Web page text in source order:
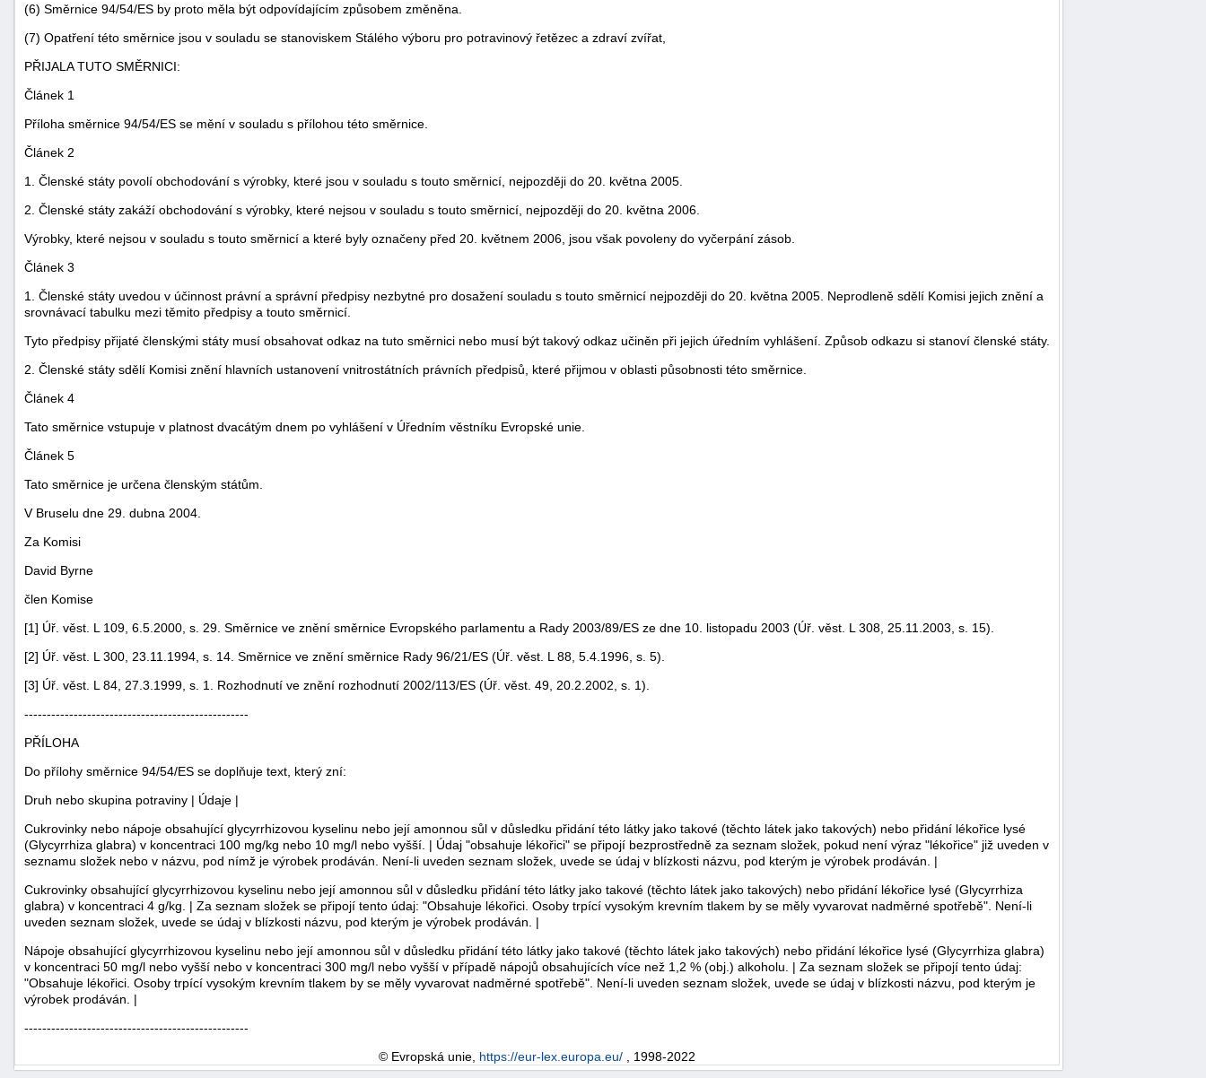
(6) Směrnice 94/54/ES by proto měla být odpovídajícím způsobem změněna.
(7) Opatření této směrnice jsou v souladu se stanoviskem Stálého výboru pro potravinový řetězec a zdraví zvířat,
PŘIJALA TUTO SMĚRNICI:
Článek 1
Příloha směrnice 94/54/ES se mění v souladu s přílohou této směrnice.
Článek 2
1. Členské státy povolí obchodování s výrobky, které jsou v souladu s touto směrnicí, nejpozději do 20. května 2005.
2. Členské státy zakáží obchodování s výrobky, které nejsou v souladu s touto směrnicí, nejpozději do 20. května 2006.
Výrobky, které nejsou v souladu s touto směrnicí a které byly označeny před 20. květnem 2006, jsou však povoleny do vyčerpání zásob.
Článek 3
1. Členské státy uvedou v účinnost právní a správní předpisy nezbytné pro dosažení souladu s touto směrnicí nejpozději do 20. května 2005. Neprodleně sdělí Komisi jejich znění a
srovnávací tabulku mezi těmito předpisy a touto směrnicí.
Tyto předpisy přijaté členskými státy musí obsahovat odkaz na tuto směrnici nebo musí být takový odkaz učiněn při jejich úředním vyhlášení. Způsob odkazu si stanoví členské státy.
2. Členské státy sdělí Komisi znění hlavních ustanovení vnitrostátních právních předpisů, které přijmou v oblasti působnosti této směrnice.
Článek 4
Tato směrnice vstupuje v platnost dvacátým dnem po vyhlášení v Úředním věstníku Evropské unie.
Článek 5
Tato směrnice je určena členským státům.
V Bruselu dne 29. dubna 2004.
Za Komisi
David Byrne
člen Komise
[1] Úř. věst. L 109, 6.5.2000, s. 29. Směrnice ve znění směrnice Evropského parlamentu a Rady 2003/89/ES ze dne 10. listopadu 2003 (Úř. věst. L 308, 25.11.2003, s. 15).
[2] Úř. věst. L 300, 23.11.1994, s. 14. Směrnice ve znění směrnice Rady 96/21/ES (Úř. věst. L 88, 5.4.1996, s. 5).
[3] Úř. věst. L 84, 27.3.1999, s. 1. Rozhodnutí ve znění rozhodnutí 2002/113/ES (Úř. věst. 49, 20.2.2002, s. 1).
--------------------------------------------------
PŘÍLOHA
Do přílohy směrnice 94/54/ES se doplňuje text, který zní:
Druh nebo skupina potraviny | Údaje |
Cukrovinky nebo nápoje obsahující glycyrrhizovou kyselinu nebo její amonnou sůl v důsledku přidání této látky jako takové (těchto látek jako takových) nebo přidání lékořice lysé
(Glycyrrhiza glabra) v koncentraci 100 mg/kg nebo 10 mg/l nebo vyšší. | Údaj "obsahuje lékořici" se připojí bezprostředně za seznam složek, pokud není výraz "lékořice" již uveden v
seznamu složek nebo v názvu, pod nímž je výrobek prodáván. Není-li uveden seznam složek, uvede se údaj v blízkosti názvu, pod kterým je výrobek prodáván. |
Cukrovinky obsahující glycyrrhizovou kyselinu nebo její amonnou sůl v důsledku přidání této látky jako takové (těchto látek jako takových) nebo přidání lékořice lysé (Glycyrrhiza
glabra) v koncentraci 4 g/kg. | Za seznam složek se připojí tento údaj: "Obsahuje lékořici. Osoby trpící vysokým krevním tlakem by se měly vyvarovat nadměrné spotřebě". Není-li
uveden seznam složek, uvede se údaj v blízkosti názvu, pod kterým je výrobek prodáván. |
Nápoje obsahující glycyrrhizovou kyselinu nebo její amonnou sůl v důsledku přidání této látky jako takové (těchto látek jako takových) nebo přidání lékořice lysé (Glycyrrhiza glabra)
v koncentraci 50 mg/l nebo vyšší nebo v koncentraci 300 mg/l nebo vyšší v případě nápojů obsahujících více než 1,2 % (obj.) alkoholu. | Za seznam složek se připojí tento údaj:
"Obsahuje lékořici. Osoby trpící vysokým krevním tlakem by se měly vyvarovat nadměrné spotřebě". Není-li uveden seznam složek, uvede se údaj v blízkosti názvu, pod kterým je
výrobek prodáván. |
--------------------------------------------------
© Evropská unie, https://eur-lex.europa.eu/ , 1998-2022